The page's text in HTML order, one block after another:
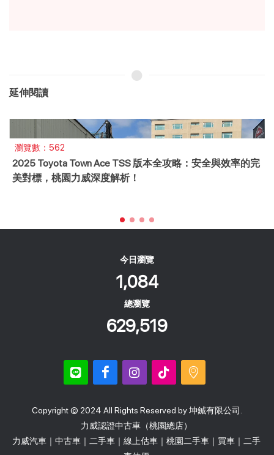
延伸閱讀
瀏覽數：4182
鐵力鋰鐵電池 廣泛適用於各個領域 到底有多好用 讓力威
汽車告訴你
今日瀏覽
1,084
總瀏覽
629,519
Copyright © 2024 All Rights Reserved by 坤鋮有限公司.
力威認證中古車（桃園總店）
力威汽車｜中古車｜二手車｜線上估車｜桃園二手車｜買車｜二手